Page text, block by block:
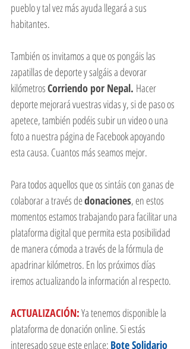
pueblo y tal vez más ayuda llegará a sus
habitantes.
También os invitamos a que os pongáis las
zapatillas de deporte y salgáis a devorar
kilómetros Corriendo por Nepal. Hacer
deporte mejorará vuestras vidas y, si de paso os
apetece, también podéis subir un video o una
foto a nuestra página de Facebook apoyando
esta causa. Cuantos más seamos mejor.
Para todos aquellos que os sintáis con ganas de
colaborar a través de donaciones, en estos
momentos estamos trabajando para facilitar una
plataforma digital que permita esta posibilidad
de manera cómoda a través de la fórmula de
apadrinar kilómetros. En los próximos días
iremos actualizando la información al respecto.
ACTUALIZACIÓN: Ya tenemos disponible la
plataforma de donación online. Si estás
interesado sgue este enlace: Bote Solidario